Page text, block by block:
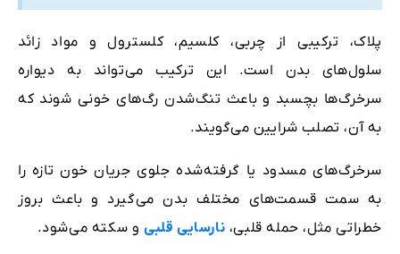
پلاک، ترکیبی از چربی، کلسیم، کلسترول و مواد زائد
سلول‌های بدن است. این ترکیب می‌تواند به دیواره
سرخرگ‌ها بچسبد و باعث تنگ‌شدن رگ‌های خونی شوند که
به آن، تصلب شرایین می‌گویند.
سرخرگ‌های مسدود یا گرفته‌شده جلوی جریان خون تازه را
به سمت قسمت‌های مختلف بدن می‌گیرد و باعث بروز
خطراتی مثل، حمله قلبی، نارسایی قلبی و سکته می‌شود.